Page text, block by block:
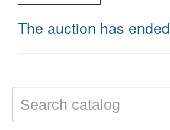
The auction has ended